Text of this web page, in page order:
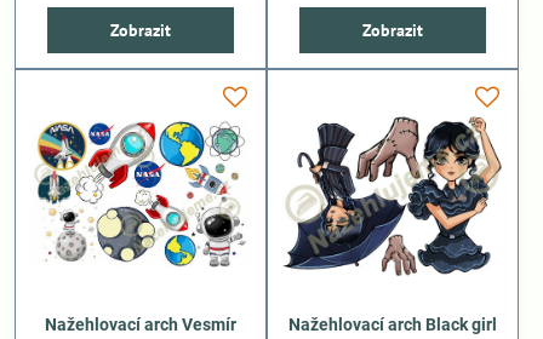
Zobrazit Zobrazit
Nažehlovací arch Vesmír Nažehlovací arch Black girl